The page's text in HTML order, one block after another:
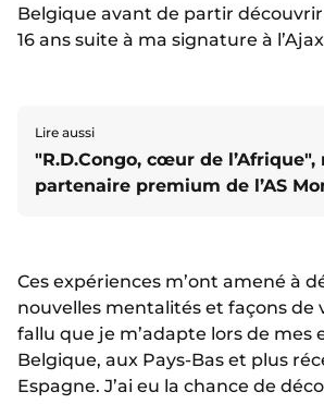
Belgique avant de partir découvrir
16 ans suite à ma signature à
Lire aussi
"R.D.Congo, cœur de l’Afrique",
partenaire premium de l’AS
Ces expériences m’ont amené à
nouvelles mentalités et façons de
fallu que je m’adapte lors de mes
Belgique, aux Pays-Bas et plus
Espagne. J’ai eu la chance de